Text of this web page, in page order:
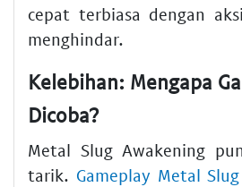
cepat terbiasa dengan
menghindar.
Kelebihan: Mengapa
Dicoba?
Metal Slug Awakening
tarik. Gameplay Metal